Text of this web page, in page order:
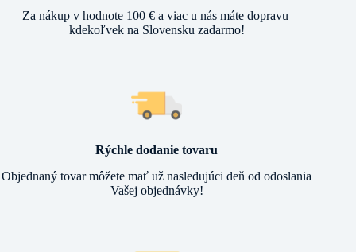
Za nákup v hodnote 100 € a viac u nás máte dopravu
kdekoľvek na Slovensku zadarmo!
Rýchle dodanie tovaru
Objednaný tovar môžete mať už nasledujúci deň od odoslania
Vašej objednávky!